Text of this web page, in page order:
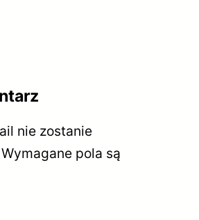
nie zostanie
Wymagane pola są